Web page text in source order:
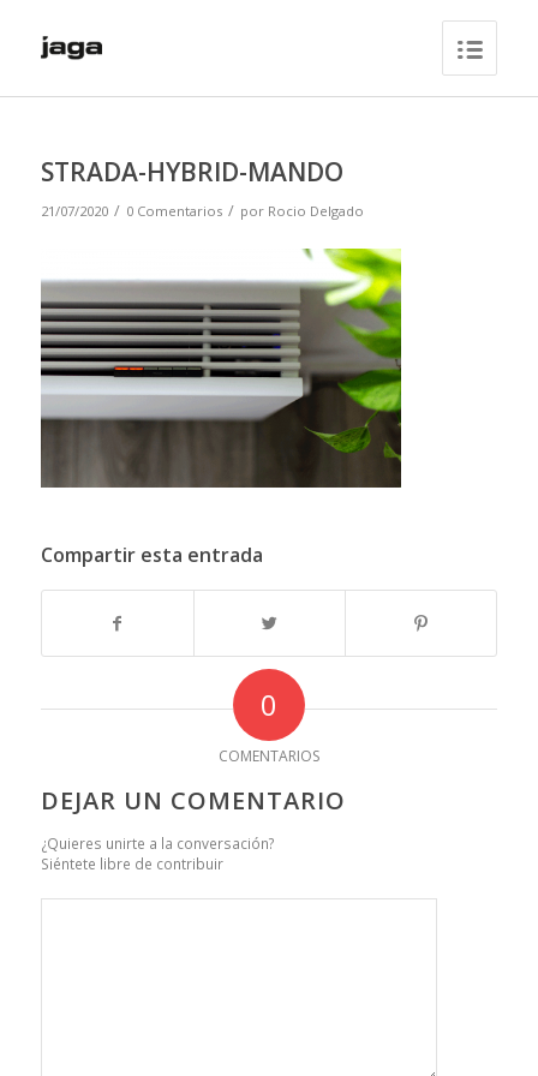
STRADA-HYBRID-MANDO
21/07/2020 / 0 Comentarios / por Rocio Delgado
Compartir esta entrada
0
COMENTARIOS
DEJAR UN COMENTARIO
¿Quieres unirte a la conversación?
Siéntete libre de contribuir